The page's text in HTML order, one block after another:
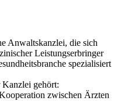
Anwaltskanzlei, die sich
Leistungserbringer
spezialisiert
Kanzlei gehört:
zwischen Ärzten